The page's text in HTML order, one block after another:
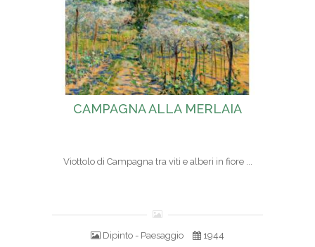
CAMPAGNA ALLA MERLAIA
Viottolo di Campagna tra viti e alberi in fiore ...
Dipinto - Paesaggio 1944